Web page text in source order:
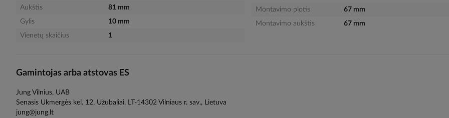
Aukštis
81 mm
Gylis
10 mm
Vienetų skaičius
1
Montavimo plotis
67 mm
Montavimo aukštis
67 mm
Gamintojas arba atstovas ES
Jung Vilnius, UAB
Senasis Ukmergės kel. 12, Užubaliai, LT-14302 Vilniaus r. sav., Lietuva
jung@jung.lt